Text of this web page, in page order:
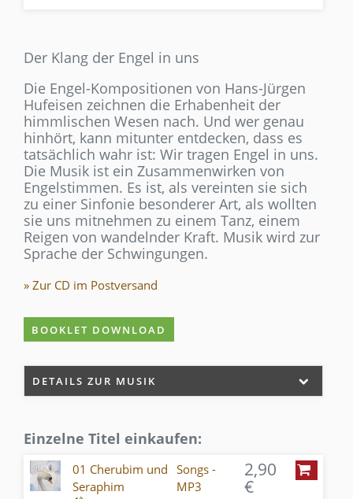
Der Klang der Engel in uns
Die Engel-Kompositionen von Hans-Jürgen
Hufeisen zeichnen die Erhabenheit der
himmlischen Wesen nach. Und wer genau
hinhört, kann mitunter entdecken, dass es
tatsächlich wahr ist: Wir tragen Engel in uns.
Die Musik ist ein Zusammenwirken von
Engelstimmen. Es ist, als vereinten sie sich
zu einer Sinfonie besonderer Art, als wollten
sie uns mitnehmen zu einem Tanz, einem
Reigen von wandelnder Kraft. Musik wird zur
Sprache der Schwingungen.
» Zur CD im Postversand
BOOKLET DOWNLOAD
DETAILS ZUR MUSIK
Einzelne Titel einkaufen:
01 Cherubim und
Seraphim
Songs -
MP3
2,90
€